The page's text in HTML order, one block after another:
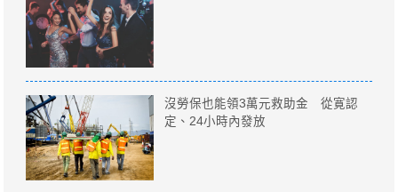
沒勞保也能領3萬元救助金 從寛認
定、24小時內發放